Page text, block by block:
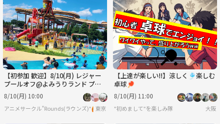
【初参加 歓迎】8/10(月) レジャー
プールオフ@よみうりランド プー
ルWAI ☀️
8/10(月) 10:00
アニメサークル"Rounds(ラウンズ)"🙆東京
【上達が楽しい!!】涼しく🎐楽しむ
卓球🏓
8/10(月) 11:00
"初めまして"を楽しみ隊 大阪